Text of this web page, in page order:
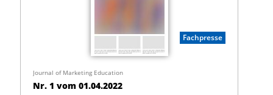
Fachpresse
Journal of Marketing Education
Nr. 1 vom 01.04.2022